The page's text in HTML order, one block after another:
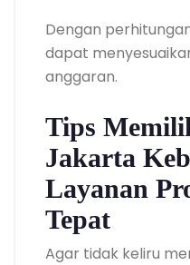
Dengan
dapat
anggaran.
Tips
Jakarta
Layanan
Tepat
Agar tidak keliru